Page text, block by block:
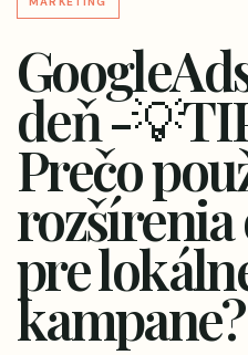
deň -
Prečo
rozšírenia
pre
kampane?